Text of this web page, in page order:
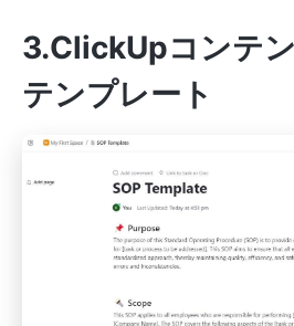
3.ClickUpコンテ
テンプレート